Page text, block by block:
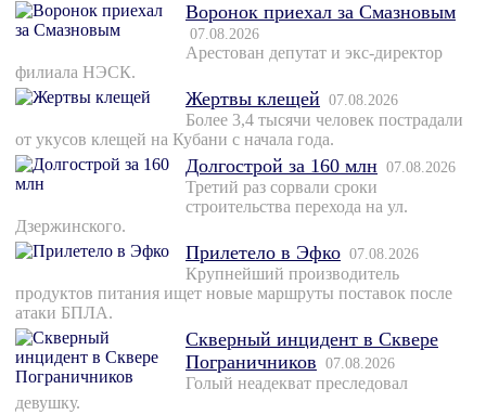
Воронок приехал за Смазновым
07.08.2026
Арестован депутат и экс-директор
филиала НЭСК.
Жертвы клещей 07.08.2026
Более 3,4 тысячи человек пострадали
от укусов клещей на Кубани с начала года.
Долгострой за 160 млн 07.08.2026
Третий раз сорвали сроки
строительства перехода на ул.
Дзержинского.
Прилетело в Эфко 07.08.2026
Крупнейший производитель
продуктов питания ищет новые маршруты поставок после
атаки БПЛА.
Скверный инцидент в Сквере
Пограничников 07.08.2026
Голый неадекват преследовал
девушку.